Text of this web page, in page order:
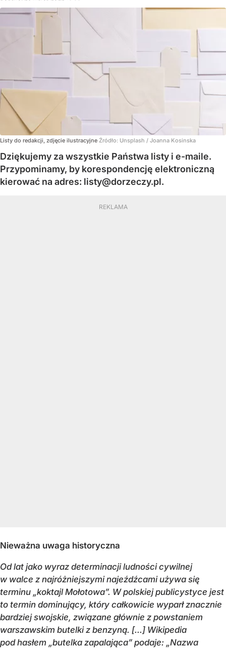
Listy do redakcji, zdjęcie ilustracyjne Źródło: Unsplash / Joanna Kosinska
Dziękujemy za wszystkie Państwa listy i e-maile.
Przypominamy, by korespondencję elektroniczną
kierować na adres: listy@dorzeczy.pl.
Nieważna uwaga historyczna
Od lat jako wyraz determinacji ludności cywilnej
w walce z najróżniejszymi najeźdźcami używa się
terminu „koktajl Mołotowa”. W polskiej publicystyce jest
to termin dominujący, który całkowicie wyparł znacznie
bardziej swojskie, związane głównie z powstaniem
warszawskim butelki z benzyną. [...] Wikipedia
pod hasłem „butelka zapalająca” podaje: „Nazwa